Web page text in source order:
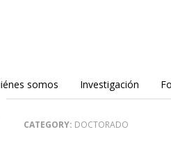
somos Investigación
CATEGORY: DOCTORADO